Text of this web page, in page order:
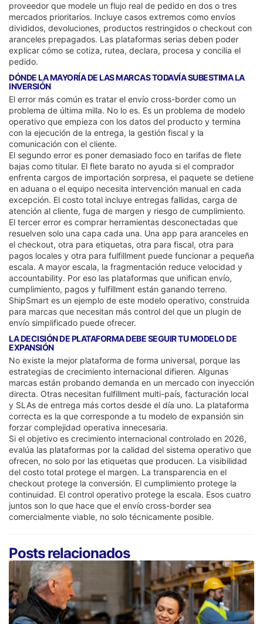
proveedor que modele un flujo real de pedido en dos o tres
mercados prioritarios. Incluye casos extremos como envíos
divididos, devoluciones, productos restringidos o checkout con
aranceles prepagados. Las plataformas serias deben poder
explicar cómo se cotiza, rutea, declara, procesa y concilia el
pedido.
DÓNDE LA MAYORÍA DE LAS MARCAS TODAVÍA SUBESTIMA LA
INVERSIÓN
El error más común es tratar el envío cross-border como un
problema de última milla. No lo es. Es un problema de modelo
operativo que empieza con los datos del producto y termina
con la ejecución de la entrega, la gestión fiscal y la
comunicación con el cliente.
El segundo error es poner demasiado foco en tarifas de flete
bajas como titular. El flete barato no ayuda si el comprador
enfrenta cargos de importación sorpresa, el paquete se detiene
en aduana o el equipo necesita intervención manual en cada
excepción. El costo total incluye entregas fallidas, carga de
atención al cliente, fuga de margen y riesgo de cumplimiento.
El tercer error es comprar herramientas desconectadas que
resuelven solo una capa cada una. Una app para aranceles en
el checkout, otra para etiquetas, otra para fiscal, otra para
pagos locales y otra para fulfillment puede funcionar a pequeña
escala. A mayor escala, la fragmentación reduce velocidad y
accountability. Por eso las plataformas que unifican envío,
cumplimiento, pagos y fulfillment están ganando terreno.
ShipSmart es un ejemplo de este modelo operativo, construida
para marcas que necesitan más control del que un plugin de
envío simplificado puede ofrecer.
LA DECISIÓN DE PLATAFORMA DEBE SEGUIR TU MODELO DE
EXPANSIÓN
No existe la mejor plataforma de forma universal, porque las
estrategias de crecimiento internacional difieren. Algunas
marcas están probando demanda en un mercado con inyección
directa. Otras necesitan fulfillment multi-país, facturación local
y SLAs de entrega más cortos desde el día uno. La plataforma
correcta es la que corresponde a tu modelo de expansión sin
forzar complejidad operativa innecesaria.
Si el objetivo es crecimiento internacional controlado en 2026,
evalúa las plataformas por la calidad del sistema operativo que
ofrecen, no solo por las etiquetas que producen. La visibilidad
del costo total protege el margen. La transparencia en el
checkout protege la conversión. El cumplimiento protege la
continuidad. El control operativo protege la escala. Esos cuatro
juntos son lo que hace que el envío cross-border sea
comercialmente viable, no solo técnicamente posible.
Posts relacionados